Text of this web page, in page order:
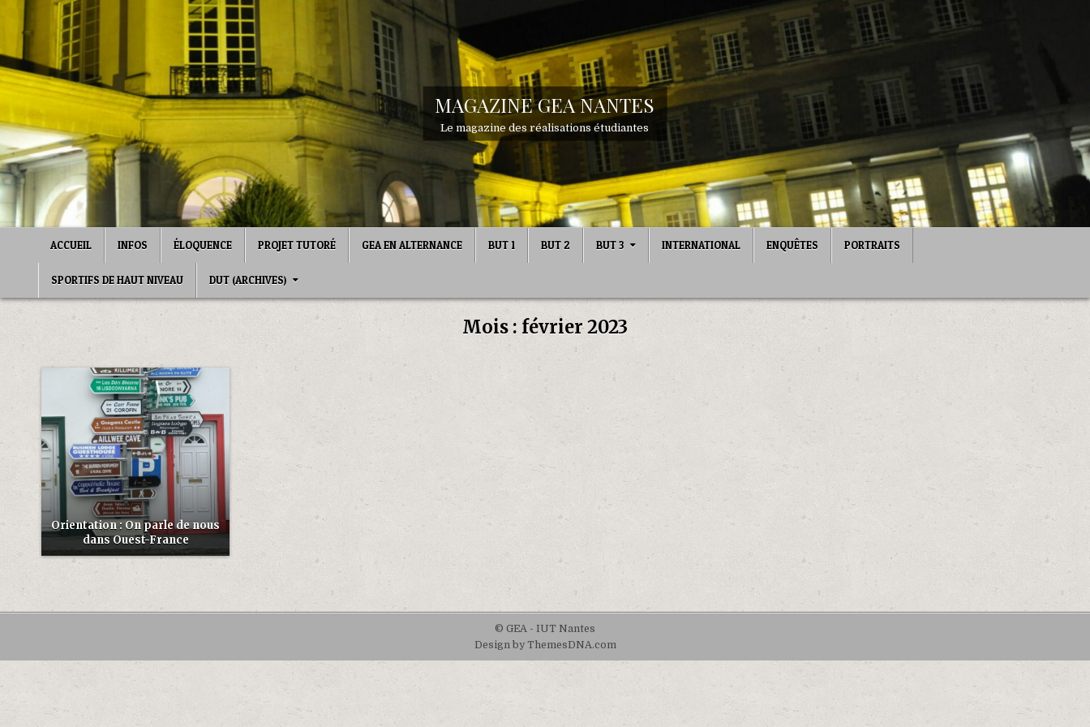
MAGAZINE GEA NANTES
Le magazine des réalisations étudiantes
ACCUEIL INFOS ÉLOQUENCE PROJET TUTORÉ GEA EN ALTERNANCE BUT 1 BUT 2 BUT 3 INTERNATIONAL ENQUÊTES PORTRAITS
SPORTIFS DE HAUT NIVEAU DUT (ARCHIVES)
Mois : février 2023
Orientation : On parle de nous
dans Ouest-France
© GEA - IUT Nantes
Design by ThemesDNA.com